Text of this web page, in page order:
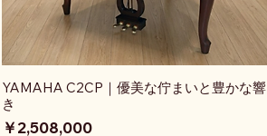
YAMAHA C2CP｜優美な佇まいと豊かな響
き
価格
￥2,508,000